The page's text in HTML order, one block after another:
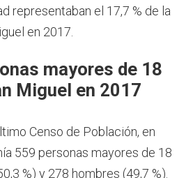
representaban el 17,7 % de la
en 2017.
mayores de 18
Miguel en 2017
Censo de Población, en
559 personas mayores de 18
%) y 278 hombres (49,7 %).